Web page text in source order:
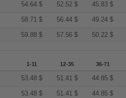
54.64 $ 52.52 $ 45.83$
58.71 $ 56.44 $ 49.24$
59.88 $ 57.56 $ 50.22$
1-11 12-35 36-71
53.48 $ 51.41 $ 44.85$
53.48 $ 51.41 $ 44.85$